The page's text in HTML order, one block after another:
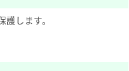
します。